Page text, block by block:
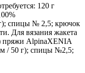
120 г
спицы № 2,5; крючок
Для вязания жакета
пряжи AlpinaXENIA
м / 50 г); спицы №2,5;